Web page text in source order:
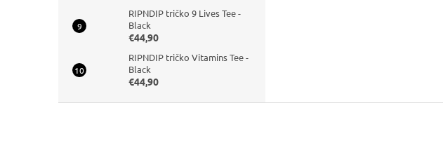
RIPNDIP tričko 9 Lives Tee -
Black
€44,90
RIPNDIP tričko Vitamins Tee -
Black
€44,90